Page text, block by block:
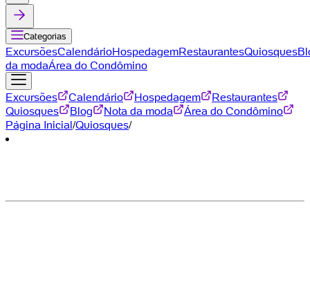
Categorias
ExcursõesCalendárioHospedagemRestaurantesQuiosques
da modaÁrea do Condômino
Excursões Calendário Hospedagem
Restaurantes
Quiosques
Blog Nota da moda
Área do Condômino
Página Inicial/Quiosques/